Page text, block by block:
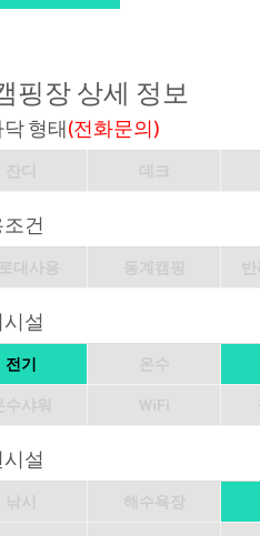
핑장 상세 정보
형태(전화문의)
건
설
전기
설